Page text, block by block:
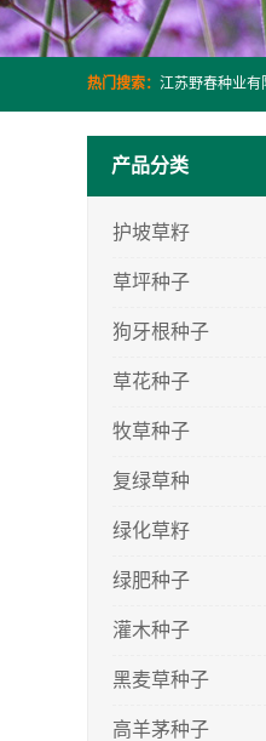
热门搜索：
产品分类
护坡草籽
草坪种子
狗牙根种子
草花种子
牧草种子
复绿草种
绿化草籽
绿肥种子
灌木种子
黑麦草种子
高羊茅种子